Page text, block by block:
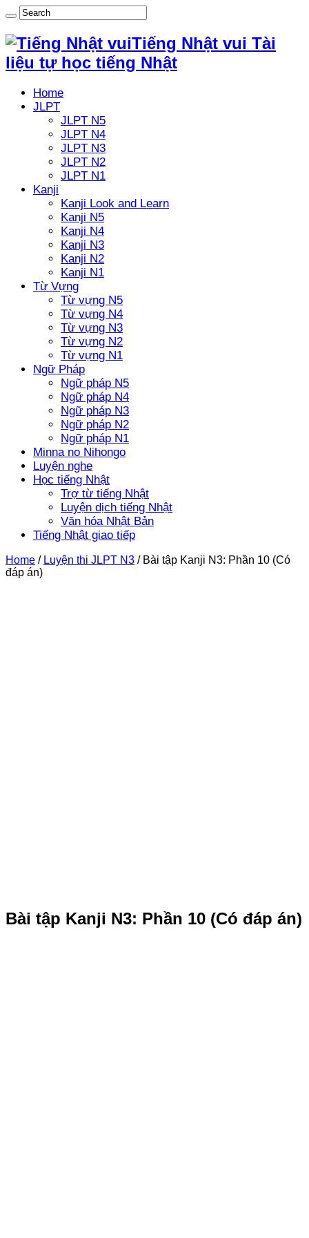
Tiếng Nhật vui Tài
liệu tự học tiếng Nhật
Home
JLPT
JLPT N5
JLPT N4
JLPT N3
JLPT N2
JLPT N1
Kanji
Kanji Look and Learn
Kanji N5
Kanji N4
Kanji N3
Kanji N2
Kanji N1
Từ Vựng
Từ vựng N5
Từ vựng N4
Từ vựng N3
Từ vựng N2
Từ vựng N1
Ngữ Pháp
Ngữ pháp N5
Ngữ pháp N4
Ngữ pháp N3
Ngữ pháp N2
Ngữ pháp N1
Minna no Nihongo
Luyện nghe
Học tiếng Nhật
Trợ từ tiếng Nhật
Luyện dịch tiếng Nhật
Văn hóa Nhật Bản
Tiếng Nhật giao tiếp
Home / Luyện thi JLPT N3 / Bài tập Kanji N3: Phần 10 (Có
đáp án)
Bài tập Kanji N3: Phần 10 (Có đáp án)